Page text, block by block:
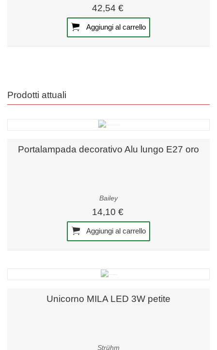
42,54 €
Aggiungi al carrello
Prodotti attuali
Portalampada decorativo Alu lungo E27 oro
Bailey
14,10 €
Aggiungi al carrello
Unicorno MILA LED 3W petite
Strühm